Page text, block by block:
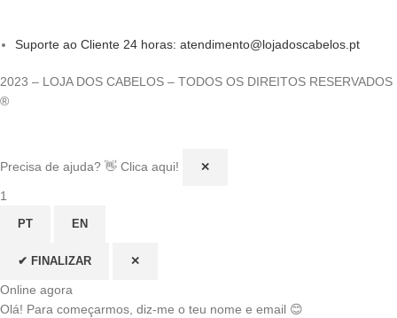
Suporte ao Cliente 24 horas: atendimento@lojadoscabelos.pt
2023 – LOJA DOS CABELOS – TODOS OS DIREITOS RESERVADOS
®
Precisa de ajuda? 👋 Clica aqui! ✕
1
PT EN
✔ FINALIZAR ✕
Online agora
Olá! Para começarmos, diz-me o teu nome e email 😊